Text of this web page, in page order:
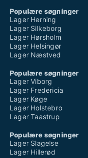
Populære søgninger
Lager Herning
Lager Silkeborg
Lager Hørsholm
Lager Helsingør
Lager Næstved
Populære søgninger
Lager Viborg
Lager Fredericia
Lager Køge
Lager Holstebro
Lager Taastrup
Populære søgninger
Lager Slagelse
Lager Hillerød